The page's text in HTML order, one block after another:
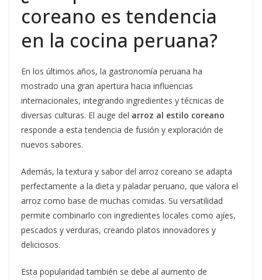
coreano es tendencia
en la cocina peruana?
En los últimos años, la gastronomía peruana ha
mostrado una gran apertura hacia influencias
internacionales, integrando ingredientes y técnicas de
diversas culturas. El auge del arroz al estilo coreano
responde a esta tendencia de fusión y exploración de
nuevos sabores.
Además, la textura y sabor del arroz coreano se adapta
perfectamente a la dieta y paladar peruano, que valora el
arroz como base de muchas comidas. Su versatilidad
permite combinarlo con ingredientes locales como ajíes,
pescados y verduras, creando platos innovadores y
deliciosos.
Esta popularidad también se debe al aumento de